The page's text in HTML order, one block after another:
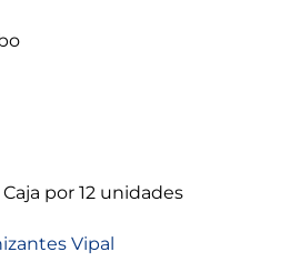
Caja por 12 unidades
Vipal